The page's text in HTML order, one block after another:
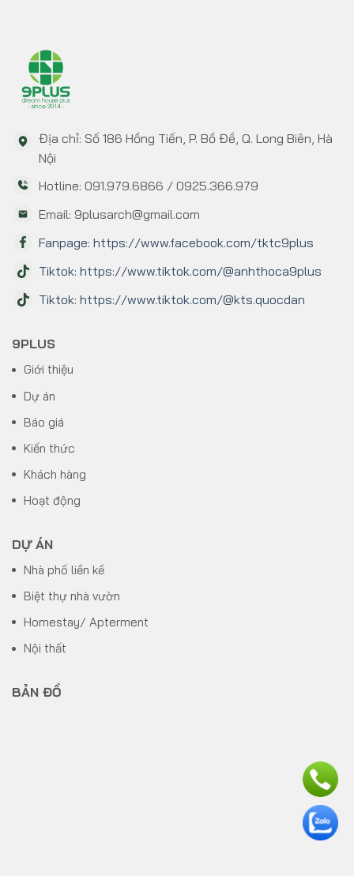
Địa chỉ: Số 186 Hồng Tiến, P. Bồ Đề, Q. Long Biên, Hà
Nội
Hotline: 091.979.6866 / 0925.366.979
Email: 9plusarch@gmail.com
Fanpage: https://www.facebook.com/tktc9plus
Tiktok: https://www.tiktok.com/@anhthoca9plus
Tiktok: https://www.tiktok.com/@kts.quocdan
9PLUS
Giới thiệu
Dự án
Báo giá
Kiến thức
Khách hàng
Hoạt động
DỰ ÁN
Nhà phố liền kề
Biệt thự nhà vườn
Homestay/ Apterment
Nội thất
BẢN ĐỒ